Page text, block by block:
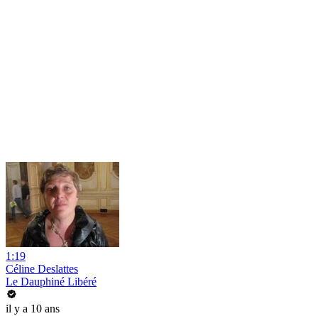
1:19
Céline Deslattes
Le Dauphiné Libéré
il y a 10 ans